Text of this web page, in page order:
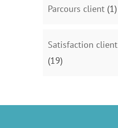
Parcours client (1)
Satisfaction client
(19)